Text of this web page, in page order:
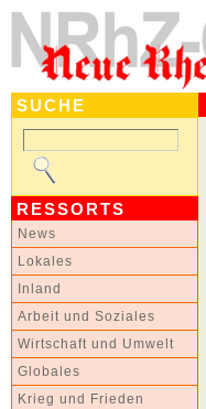
SUCHE
RESSORTS
News
Lokales
Inland
Arbeit und Soziales
Wirtschaft und Umwelt
Globales
Krieg und Frieden